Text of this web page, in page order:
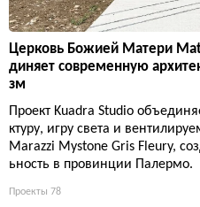
Церковь Божией Матери
диняет современную
зм
Проект Kuadra Studio
ктуру, игру света и
Marazzi Mystone Gris Fleury,
ьность в провинции Палермо.
Проекты 78